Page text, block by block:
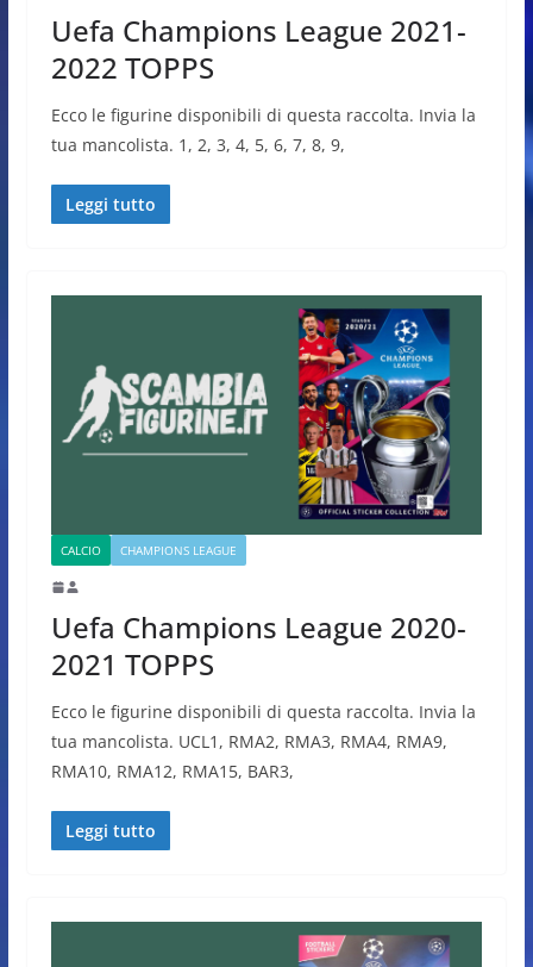
Uefa Champions League 2021-
2022 TOPPS
Ecco le figurine disponibili di questa raccolta. Invia la
tua mancolista. 1, 2, 3, 4, 5, 6, 7, 8, 9,
Leggi tutto
CALCIO CHAMPIONS LEAGUE
Uefa Champions League 2020-
2021 TOPPS
Ecco le figurine disponibili di questa raccolta. Invia la
tua mancolista. UCL1, RMA2, RMA3, RMA4, RMA9,
RMA10, RMA12, RMA15, BAR3,
Leggi tutto